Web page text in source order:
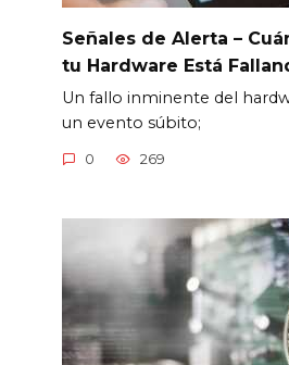
Señales de Alerta –
tu Hardware Está
Un fallo inminente del
un evento súbito;
0 269